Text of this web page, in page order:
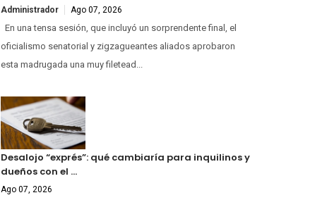
Administrador Ago 07, 2026
En una tensa sesión, que incluyó un sorprendente final, el
oficialismo senatorial y zigzagueantes aliados aprobaron
esta madrugada una muy filetead...
Desalojo “exprés”: qué cambiaría para inquilinos y
dueños con el …
Ago 07, 2026